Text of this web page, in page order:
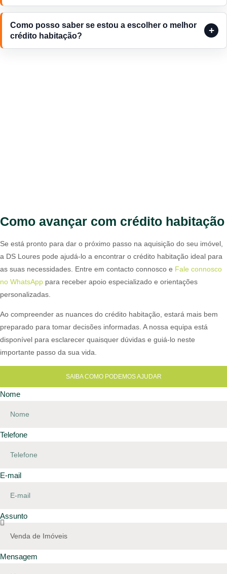
Como posso saber se estou a escolher o melhor
crédito habitação?
Como avançar com crédito habitação
Se está pronto para dar o próximo passo na aquisição do seu imóvel,
a DS Loures pode ajudá-lo a encontrar o crédito habitação ideal para
as suas necessidades. Entre em contacto connosco e Fale connosco
no WhatsApp para receber apoio especializado e orientações
personalizadas.
Ao compreender as nuances do crédito habitação, estará mais bem
preparado para tomar decisões informadas. A nossa equipa está
disponível para esclarecer quaisquer dúvidas e guiá-lo neste
importante passo da sua vida.
SAIBA COMO PODEMOS AJUDAR
Nome
Telefone
E-mail
Assunto
Mensagem